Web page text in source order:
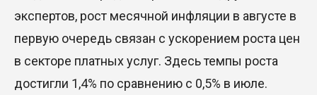
экспертов, рост месячной инфляции в августе в
первую очередь связан с ускорением роста цен
в секторе платных услуг. Здесь темпы роста
достигли 1,4% по сравнению с 0,5% в июле.